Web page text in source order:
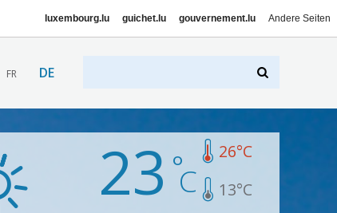
luxembourg.lu guichet.lu gouvernement.lu Andere Seiten
FR DE
23 26°C
13°C